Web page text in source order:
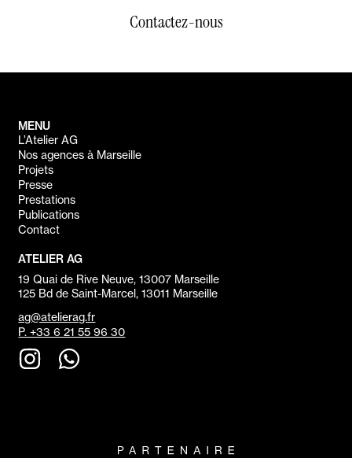
Contactez-nous
ATELIER AG
19 Quai de Rive Neuve, 13007 Marseille
125 Bd de Saint-Marcel, 13011 Marseille
ag@atelierag.fr
P. +33 6 21 55 96 30
MENU
L’Atelier AG
Nos agences à Marseille
Projets
Presse
Prestations
Publications
Contact